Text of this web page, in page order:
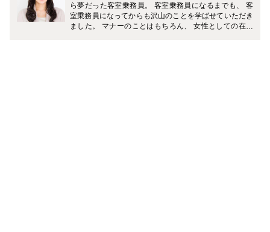
ら夢だった客室乗務員。 客室乗務員になるまでも、 客
室乗務員になってからも沢山のことを学ばせていただき
ました。 マナーのことはもちろん、 女性としての在り